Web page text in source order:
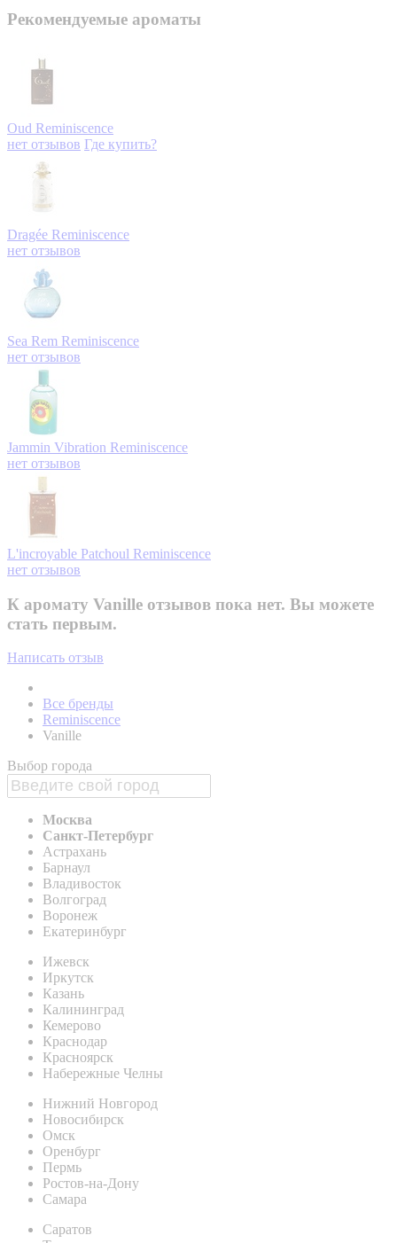
Рекомендуемые ароматы
Oud Reminiscence
нет отзывов Где купить?
Dragée Reminiscence
нет отзывов
Sea Rem Reminiscence
нет отзывов
Jammin Vibration Reminiscence
нет отзывов
L'incroyable Patchoul Reminiscence
нет отзывов
К аромату Vanille отзывов пока нет. Вы можете
стать первым.
Написать отзыв
Все бренды
Reminiscence
Vanille
Выбор города
Москва
Санкт-Петербург
Астрахань
Барнаул
Владивосток
Волгоград
Воронеж
Екатеринбург
Ижевск
Иркутск
Казань
Калининград
Кемерово
Краснодар
Красноярск
Набережные Челны
Нижний Новгород
Новосибирск
Омск
Оренбург
Пермь
Ростов-на-Дону
Самара
Саратов